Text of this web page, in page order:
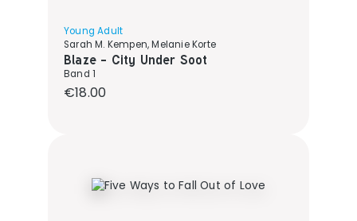
Young Adult
Sarah M. Kempen, Melanie Korte
Blaze - City Under Soot
Band 1
Regular price:
€18.00